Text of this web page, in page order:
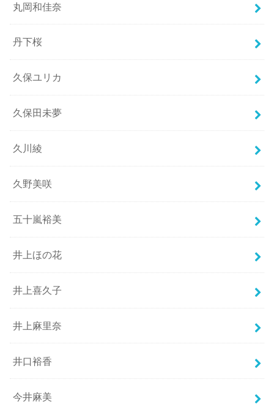
丸岡和佳奈
丹下桜
久保ユリカ
久保田未夢
久川綾
久野美咲
五十嵐裕美
井上ほの花
井上喜久子
井上麻里奈
井口裕香
今井麻美